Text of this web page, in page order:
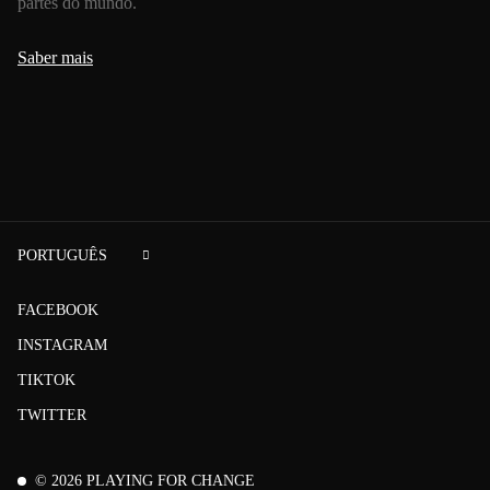
Saber mais
© 2026 PLAYING FOR CHANGE
FACEBOOK
INSTAGRAM
TIKTOK
TWITTER
PORTUGUÊS